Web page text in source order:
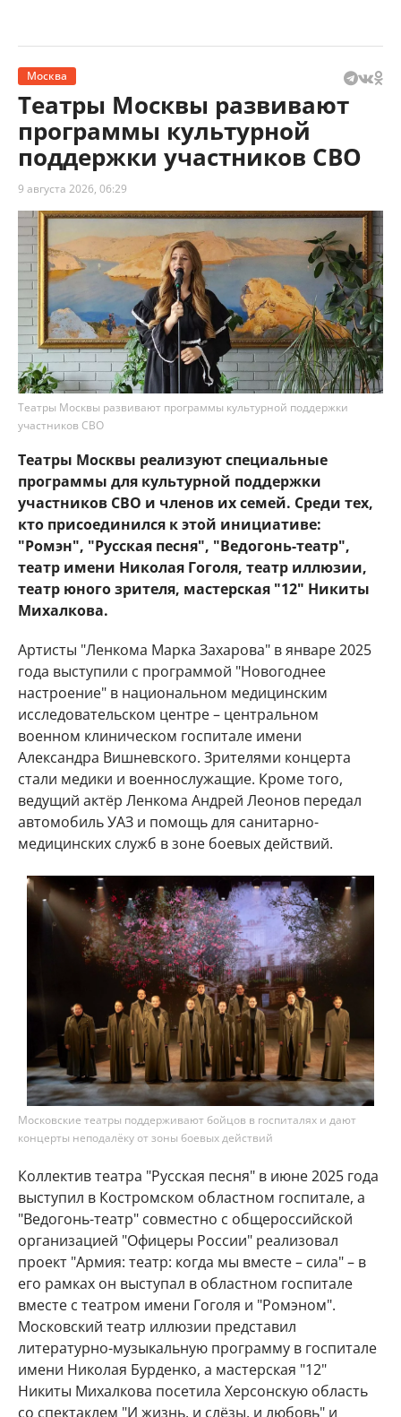
Москва
Театры Москвы развивают
программы культурной
поддержки участников СВО
9 августа 2026, 06:29
Театры Москвы развивают программы культурной поддержки
участников СВО
Театры Москвы реализуют специальные
программы для культурной поддержки
участников СВО и членов их семей. Среди тех,
кто присоединился к этой инициативе:
"Ромэн", "Русская песня", "Ведогонь-театр",
театр имени Николая Гоголя, театр иллюзии,
театр юного зрителя, мастерская "12" Никиты
Михалкова.
Артисты "Ленкома Марка Захарова" в январе 2025
года выступили с программой "Новогоднее
настроение" в национальном медицинским
исследовательском центре – центральном
военном клиническом госпитале имени
Александра Вишневского. Зрителями концерта
стали медики и военнослужащие. Кроме того,
ведущий актёр Ленкома Андрей Леонов передал
автомобиль УАЗ и помощь для санитарно-
медицинских служб в зоне боевых действий.
Московские театры поддерживают бойцов в госпиталях и дают
концерты неподалёку от зоны боевых действий
Коллектив театра "Русская песня" в июне 2025 года
выступил в Костромском областном госпитале, а
"Ведогонь-театр" совместно с общероссийской
организацией "Офицеры России" реализовал
проект "Армия: театр: когда мы вместе – сила" – в
его рамках он выступал в областном госпитале
вместе с театром имени Гоголя и "Ромэном".
Московский театр иллюзии представил
литературно-музыкальную программу в госпитале
имени Николая Бурденко, а мастерская "12"
Никиты Михалкова посетила Херсонскую область
со спектаклем "И жизнь, и слёзы, и любовь" и